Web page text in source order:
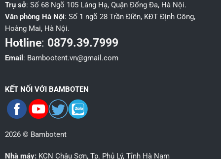
Trụ sở: Số 68 Ngõ 105 Láng Hạ, Quận Đống Đa, Hà Nội.
Văn phòng Hà Nội: Số 1 ngõ 28 Trần Điền, KĐT Định Công,
Hoàng Mai, Hà Nội.
Hotline: 0879.39.7999
Email : Bambootent.vn@gmail.com
KẾT NỐI VỚI BAMBOTEN
2026 © Bambotent
Nhà máy:KCN Châu Sơn, Tp. Phủ Lý, Tỉnh Hà Nam